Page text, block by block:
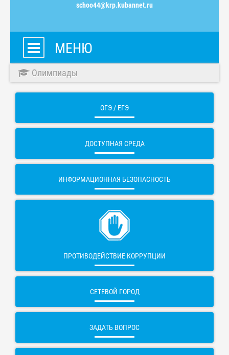
schoo44@krp.kubannet.ru
МЕНЮ
Олимпиады
ОГЭ / ЕГЭ
ДОСТУПНАЯ СРЕДА
ИНФОРМАЦИОННАЯ БЕЗОПАСНОСТЬ
ПРОТИВОДЕЙСТВИЕ КОРРУПЦИИ
СЕТЕВОЙ ГОРОД
ЗАДАТЬ ВОПРОС